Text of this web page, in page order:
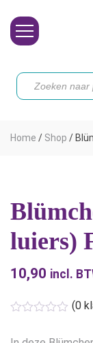
Toebehoren
Onze merken
Hoe begin ik?
Producten
zoeken
Home / Shop /
luiers)
10,90 incl.
(0